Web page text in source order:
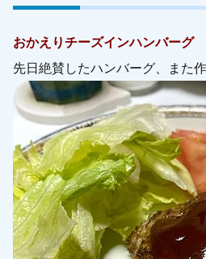
おかえりチーズインハンバーグ
先日絶賛したハンバーグ、また